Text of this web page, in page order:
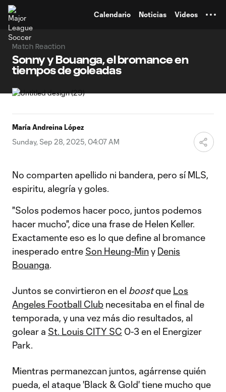
Calendario Noticias Videos
Match Reaction
Sonny y Bouanga, el bromance en
tiempos de goleadas
María Andreina López
Sunday, Sep 28, 2025, 04:07 AM
No comparten apellido ni bandera, pero sí MLS,
espiritu, alegría y goles.
"Solos podemos hacer poco, juntos podemos
hacer mucho", dice una frase de Helen Keller.
Exactamente eso es lo que define al bromance
inesperado entre Son Heung-Miny Denis
Bouanga.
Juntos se convirtieron en el boostque Los
Angeles Football Club necesitaba en el final de
temporada, y una vez más dio resultados, al
golear a St. Louis CITY SC 0-3 en el Energizer
Park.
Mientras permanezcan juntos, agárrense quién
pueda, el ataque 'Black & Gold' tiene mucho que